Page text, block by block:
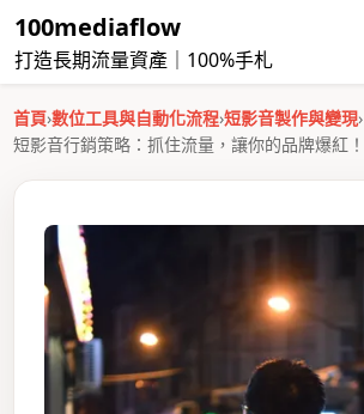
100mediaflow
打造長期流量資產｜100%手札
首頁›數位工具與自動化流程›短影音製作與變現›
短影音行銷策略：抓住流量，讓你的品牌爆紅！